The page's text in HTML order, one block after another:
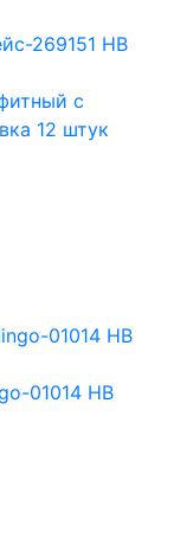
с
12 штук
01014 HB